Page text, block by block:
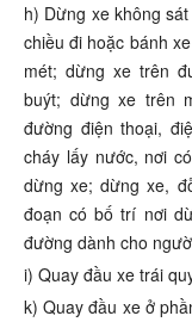
h) Dừng xe không
chiều đi hoặc bánh
mét; dừng xe trên
buýt; dừng xe trên
đường điện thoại,
cháy lấy nước, nơi
dừng xe; dừng xe,
đoạn có bố trí nơi
đường dành cho
i) Quay đầu xe trái
k) Quay đầu xe ở